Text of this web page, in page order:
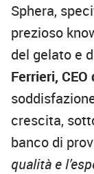
Sphera,
prezioso
del gelato e
Ferrieri, CEO
crescita,
banco di
qualità e